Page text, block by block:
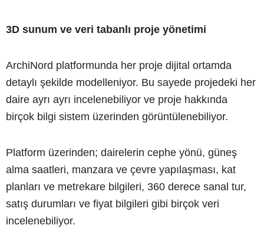
3D sunum ve veri tabanlı proje yönetimi
ArchiNord platformunda her proje dijital ortamda
detaylı şekilde modelleniyor. Bu sayede projedeki her
daire ayrı ayrı incelenebiliyor ve proje hakkında
birçok bilgi sistem üzerinden görüntülenebiliyor.
Platform üzerinden; dairelerin cephe yönü, güneş
alma saatleri, manzara ve çevre yapılaşması, kat
planları ve metrekare bilgileri, 360 derece sanal tur,
satış durumları ve fiyat bilgileri gibi birçok veri
incelenebiliyor.